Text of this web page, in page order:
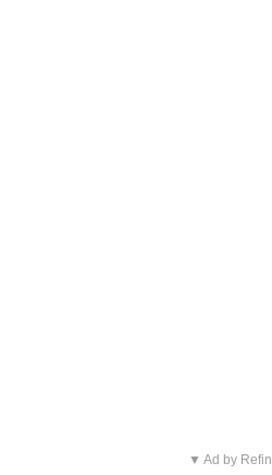
▼ Ad by